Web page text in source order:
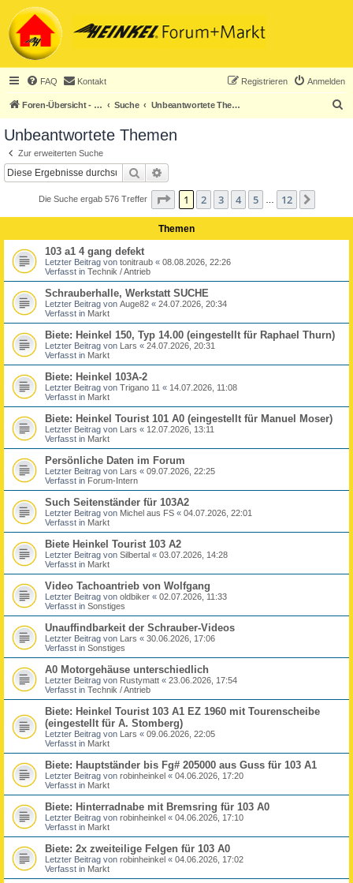
FAQ Kontakt Anmelden
Registrieren
Foren-Übersicht - ACHTUNG! Neuregistrierung nur noch für Heinkel-Club-Mitglieder! Suche Unbeantwortete Themen
Unbeantwortete Themen
Zur erweiterten Suche
Suche
Die Suche ergab 576 Treffer Seite 1von 12
1 2 3 4 5 12
Themen
103 a1 4 gang defekt
Letzter Beitrag von tonitraub « 08.08.2026, 22:26
Verfasst in Technik / Antrieb
Schrauberhalle, Werkstatt SUCHE
Letzter Beitrag von Auge82 « 24.07.2026, 20:34
Verfasst in Markt
Biete: Heinkel 150, Typ 14.00 (eingestellt für Raphael Thurn)
Letzter Beitrag von Lars « 24.07.2026, 20:31
Verfasst in Markt
Biete: Heinkel 103A-2
Letzter Beitrag von Trigano 11 « 14.07.2026, 11:08
Verfasst in Markt
Biete: Heinkel Tourist 101 A0 (eingestellt für Manuel Moser)
Letzter Beitrag von Lars « 12.07.2026, 13:11
Verfasst in Markt
Persönliche Daten im Forum
Letzter Beitrag von Lars « 09.07.2026, 22:25
Verfasst in Forum-Intern
Such Seitenständer für 103A2
Letzter Beitrag von Michel aus FS « 04.07.2026, 22:01
Verfasst in Markt
Biete Heinkel Tourist 103 A2
Letzter Beitrag von Silbertal « 03.07.2026, 14:28
Verfasst in Markt
Video Tachoantrieb von Wolfgang
Letzter Beitrag von oldbiker « 02.07.2026, 11:33
Verfasst in Sonstiges
Unauffindbarkeit der Schrauber-Videos
Letzter Beitrag von Lars « 30.06.2026, 17:06
Verfasst in Sonstiges
A0 Motorgehäuse unterschiedlich
Letzter Beitrag von Rustymatt « 23.06.2026, 17:54
Verfasst in Technik / Antrieb
Biete: Heinkel Tourist 103 A1 EZ 1960 mit Tourenscheibe
(eingestellt für A. Stomberg)
Letzter Beitrag von Lars « 09.06.2026, 22:05
Verfasst in Markt
Biete: Hauptständer bis Fg# 205000 aus Guss für 103 A1
Letzter Beitrag von robinheinkel « 04.06.2026, 17:20
Verfasst in Markt
Biete: Hinterradnabe mit Bremsring für 103 A0
Letzter Beitrag von robinheinkel « 04.06.2026, 17:10
Verfasst in Markt
Biete: 2x zweiteilige Felgen für 103 A0
Letzter Beitrag von robinheinkel « 04.06.2026, 17:02
Verfasst in Markt